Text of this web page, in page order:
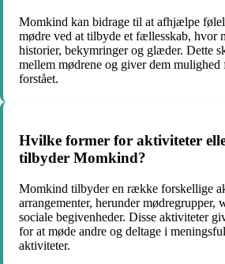
Momkind kan bidrage til at afhjælpe
mødre ved at tilbyde et fællesskab, hvor
historier, bekymringer og glæder. Dette
mellem mødrene og giver dem mulighed
forstået.
Hvilke former for aktiviteter
tilbyder Momkind?
Momkind tilbyder en række forskellige
arrangementer, herunder mødregrupper,
sociale begivenheder. Disse aktiviteter
for at møde andre og deltage i
aktiviteter.